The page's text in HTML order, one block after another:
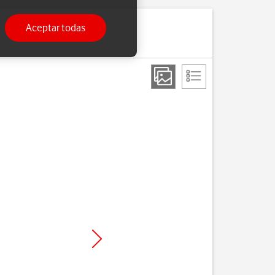
Aceptar todas